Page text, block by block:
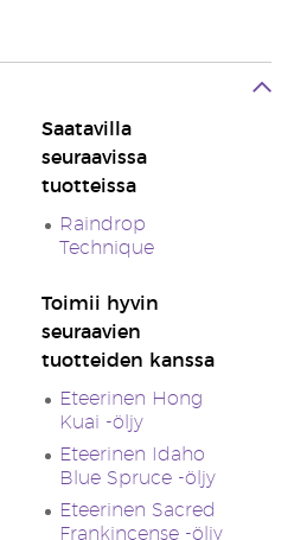
Saatavilla
seuraavissa
tuotteissa
Raindrop
Technique
Toimii hyvin
seuraavien
tuotteiden kanssa
Eteerinen Hong
Kuai -öljy
Eteerinen Idaho
Blue Spruce -öljy
Eteerinen Sacred
Frankincense -öljy